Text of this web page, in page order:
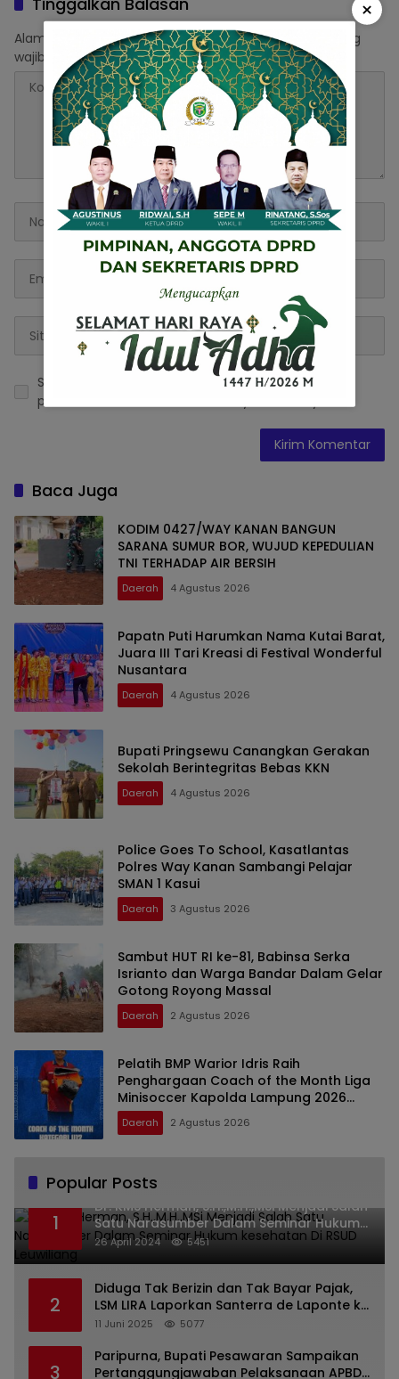
Alamat email Anda tidak akan dipublikasikan.
Ruas yang
wajib ditandai*
Simpan nama, email, dan situs web saya pada
peramban ini untuk komentar saya berikutnya.
Baca Juga
KODIM 0427/WAY KANAN BANGUN
SARANA SUMUR BOR, WUJUD KEPEDULIAN
TNI TERHADAP AIR BERSIH
Daerah 4 Agustus 2026
Papatn Puti Harumkan Nama Kutai Barat,
Juara III Tari Kreasi di Festival Wonderful
Nusantara
Daerah 4 Agustus 2026
Bupati Pringsewu Canangkan Gerakan
Sekolah Berintegritas Bebas KKN
Daerah 4 Agustus 2026
Police Goes To School, Kasatlantas
Polres Way Kanan Sambangi Pelajar
SMAN 1 Kasui
Daerah 3 Agustus 2026
Sambut HUT RI ke-81, Babinsa Serka
Isrianto dan Warga Bandar Dalam Gelar
Gotong Royong Massal
Daerah 2 Agustus 2026
Pelatih BMP Warior Idris Raih
Penghargaan Coach of the Month Liga
Minisoccer Kapolda Lampung 2026
Kategori U-12
Daerah 2 Agustus 2026
Popular Posts
1
Dr. KMS Herman, S.H.,M.H.,MSi Menjadi Salah
Satu Narasumber Dalam Seminar Hukum
kesehatan Di RSUD Leuwiliang
26 April 2024 5451
2
Diduga Tak Berizin dan Tak Bayar Pajak,
LSM LIRA Laporkan Santerra de Laponte ke
Kejaksaan Kota Batu
11 Juni 2025 5077
3
Paripurna, Bupati Pesawaran Sampaikan
Pertanggungjawaban Pelaksanaan APBD
×